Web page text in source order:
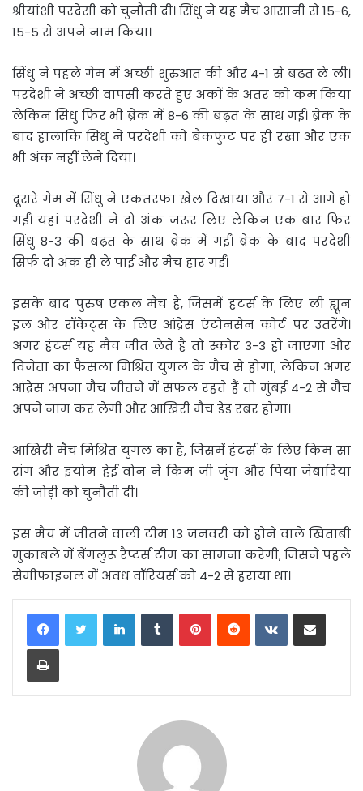
श्रीयांशी परदेसी को चुनौती दी। सिंधु ने यह मैच आसानी से 15-6,
15-5 से अपने नाम किया।
सिंधु ने पहले गेम में अच्छी शुरुआत की और 4-1 से बढ़त ले ली।
परदेशी ने अच्छी वापसी करते हुए अंकों के अंतर को कम किया
लेकिन सिंधु फिर भी ब्रेक में 8-6 की बढ़त के साथ गईं। ब्रेक के
बाद हालांकि सिंधु ने परदेशी को बैकफुट पर ही रखा और एक
भी अंक नहीं लेने दिया।
दूसरे गेम में सिंधु ने एकतरफा खेल दिखाया और 7-1 से आगे हो
गईं। यहां परदेशी ने दो अंक जरूर लिए लेकिन एक बार फिर
सिंधु 8-3 की बढ़त के साथ ब्रेक में गईं। ब्रेक के बाद परदेशी
सिर्फ दो अंक ही ले पाईं और मैच हार गईं।
इसके बाद पुरुष एकल मैच है, जिसमें हंटर्स के लिए ली ह्यून
इल और रॉकेट्स के लिए आंद्रेस एंटोनसेन कोर्ट पर उतरेंगे।
अगर हंटर्स यह मैच जीत लेते है तो स्कोर 3-3 हो जाएगा और
विजेता का फैसला मिश्रित युगल के मैच से होगा, लेकिन अगर
आंद्रेस अपना मैच जीतने में सफल रहते हैं तो मुंबई 4-2 से मैच
अपने नाम कर लेगी और आखिरी मैच डेड रबर होगा।
आखिरी मैच मिश्रित युगल का है, जिसमें हंटर्स के लिए किम सा
रांग और इयोम हेई वोन ने किम जी जुंग और पिया जेबादिया
की जोड़ी को चुनौती दी।
इस मैच में जीतने वाली टीम 13 जनवरी को होने वाले खिताबी
मुकाबले में बेंगलुरू रैप्टर्स टीम का सामना करेगी, जिसने पहले
सेमीफाइनल में अवध वॉरियर्स को 4-2 से हराया था।
LinkedInTumblrPinterestReddit VKontakteShare via Email
Print